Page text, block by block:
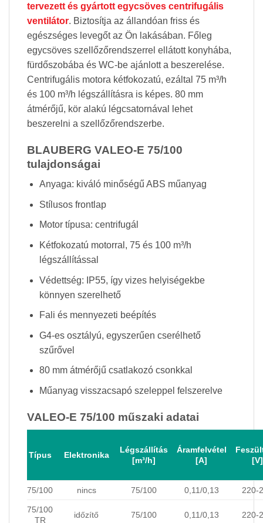
tervezett és gyártott egycsöves centrifugális
ventilátor. Biztosítja az állandóan friss és
egészséges levegőt az Ön lakásában. Főleg
egycsöves szellőzőrendszerrel ellátott konyhába,
fürdőszobába és WC-be ajánlott a beszerelése.
Centrifugális motora kétfokozatú, ezáltal 75 m³/h
és 100 m³/h légszállításra is képes. 80 mm
átmérőjű, kör alakú légcsatornával lehet
beszerelni a szellőzőrendszerbe.
BLAUBERG VALEO-E 75/100
tulajdonságai
Anyaga: kiváló minőségű ABS műanyag
Stílusos frontlap
Motor típusa: centrifugál
Kétfokozatú motorral, 75 és 100 m³/h
légszállítással
Védettség: IP55, így vizes helyiségekbe
könnyen szerelhető
Fali és mennyezeti beépítés
G4-es osztályú, egyszerűen cserélhető
szűrővel
80 mm átmérőjű csatlakozó csonkkal
Műanyag visszacsapó szeleppel felszerelve
VALEO-E 75/100 műszaki adatai
Típus Elektronika
Légszállítás
[m³/h]
Áramfelvétel
[A]
[V]
75/100 nincs 75/100 0,11/0,13 220-
75/100
TR
időzítő 75/100 0,11/0,13 220-